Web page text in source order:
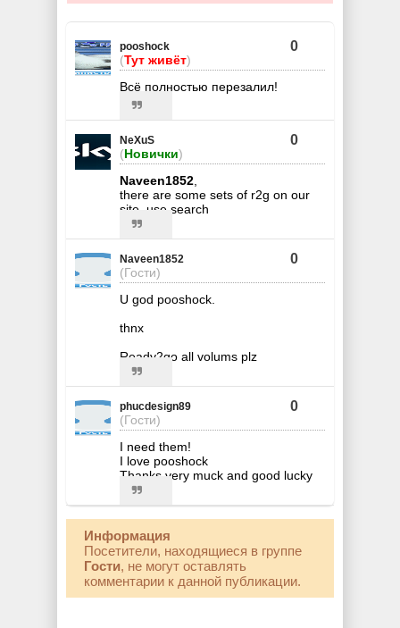
pooshock
(Тут живёт)
0
Всё полностью перезалил!
NeXuS
(Новички)
0
Naveen1852
there are some sets of r2g on our
site. use search
Naveen1852
(Гости)
0
U god pooshock.
thnx
Ready2go all volums plz
phucdesign89
(Гости)
0
I need them!
I love pooshock
Thanks very muck and good lucky
Информация
Посетители, находящиеся в группе
Гости, не могут оставлять
комментарии к данной публикации.